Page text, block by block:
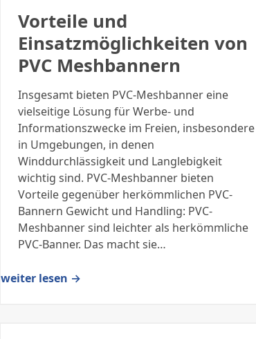
Vorteile und
Einsatzmöglichkeiten von
PVC Meshbannern
Insgesamt bieten PVC-Meshbanner eine
vielseitige Lösung für Werbe- und
Informationszwecke im Freien, insbesondere
in Umgebungen, in denen
Winddurchlässigkeit und Langlebigkeit
wichtig sind. PVC-Meshbanner bieten
Vorteile gegenüber herkömmlichen PVC-
Bannern Gewicht und Handling: PVC-
Meshbanner sind leichter als herkömmliche
PVC-Banner. Das macht sie…
weiter lesen →